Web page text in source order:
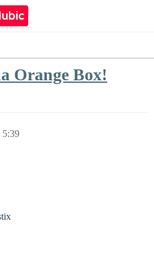
Orange Box!
5:39